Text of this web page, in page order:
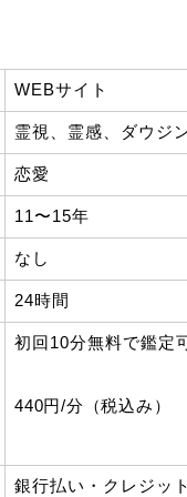
WEBサイト
霊視、霊感、ダウジ
恋愛
11〜15年
なし
24時間
初回10分無料で鑑定
440円/分（税込み）
銀行払い・クレジッ